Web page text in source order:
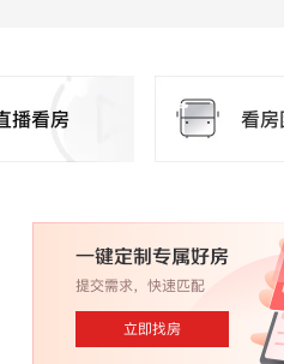
商业街商铺
市场类商铺